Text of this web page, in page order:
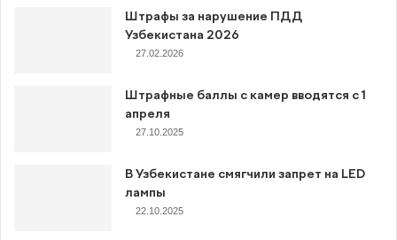
Штрафы за нарушение ПДД
Узбекистана 2026
27.02.2026
Штрафные баллы с камер вводятся с 1
апреля
27.10.2025
В Узбекистане смягчили запрет на LED
лампы
22.10.2025